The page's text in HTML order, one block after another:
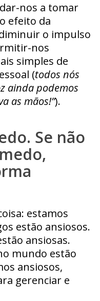
nos a tomar
efeito da
o impulso
nos
simples de
(todos nós
ainda podemos
as mãos!”).
Se não
estamos
estão ansiosos.
ansiosas.
mundo estão
ansiosos,
gerenciar e